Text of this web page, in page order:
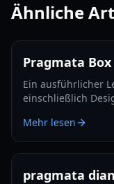
Ähnliche
Pragmata
Ein ausführlicher
einschließlich
Mehr lesen
pragmata